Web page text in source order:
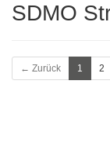
SDMO
← Zurück 1 2